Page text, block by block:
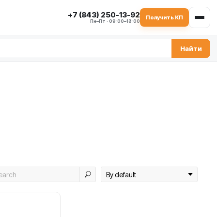
+7 (843) 250-13-92
Пн–Пт · 09:00–18:00
Получить КП
Найти